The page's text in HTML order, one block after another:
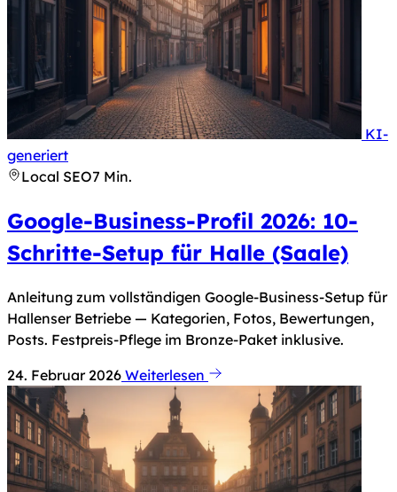
KI-
generiertHinweis nach Art. 50 KI-Verordnung: Dieses
Local SEO7 Min.
Google-Business-Profil 2026: 10-
Schritte-Setup für Halle (Saale)
Anleitung zum vollständigen Google-Business-Setup für
Hallenser Betriebe — Kategorien, Fotos, Bewertungen,
Posts. Festpreis-Pflege im Bronze-Paket inklusive.
24. Februar 2026 Weiterlesen